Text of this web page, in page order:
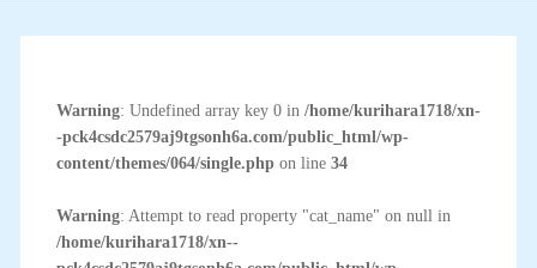
Warning: Undefined array key 0 in /home/kurihara1718/xn-
-pck4csdc2579aj9tgsonh6a.com/public_html/wp-
content/themes/064/single.phpon line 34
Warning: Attempt to read property "cat_name" on null in
/home/kurihara1718/xn--